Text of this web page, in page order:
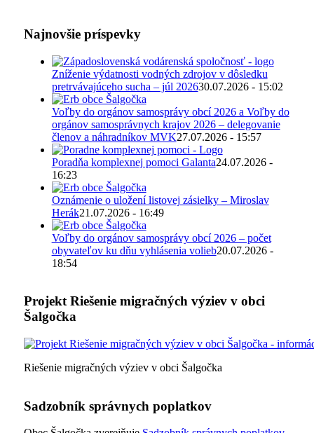
Najnovšie príspevky
Zníženie výdatnosti vodných zdrojov v dôsledku
pretrvávajúceho sucha – júl 202630.07.2026 - 15:02
Voľby do orgánov samosprávy obcí 2026 a Voľby do
orgánov samosprávnych krajov 2026 – delegovanie
členov a náhradníkov MVK27.07.2026 - 15:57
Poradňa komplexnej pomoci Galanta24.07.2026 -
16:23
Oznámenie o uložení listovej zásielky – Miroslav
Herák21.07.2026 - 16:49
Voľby do orgánov samosprávy obcí 2026 – počet
obyvateľov ku dňu vyhlásenia volieb20.07.2026 -
18:54
Projekt Riešenie migračných výziev v obci
Šalgočka
Riešenie migračných výziev v obci Šalgočka
Sadzobník správnych poplatkov